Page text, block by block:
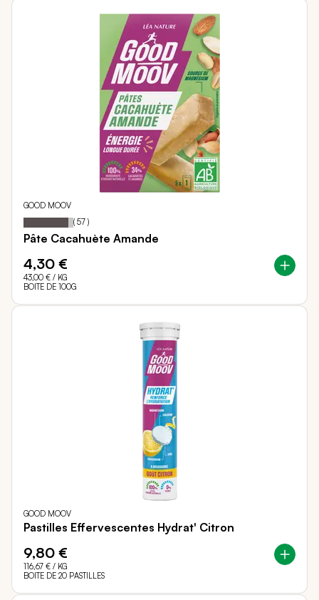
GOOD MOOV
Notation: 90
% of
( 57 )
Pâte Cacahuète Amande
4,30 €
43,00 € / KG
BOITE DE 100G
GOOD MOOV
Pastilles Effervescentes Hydrat' Citron
9,80 €
116,67 € / KG
BOITE DE 20 PASTILLES